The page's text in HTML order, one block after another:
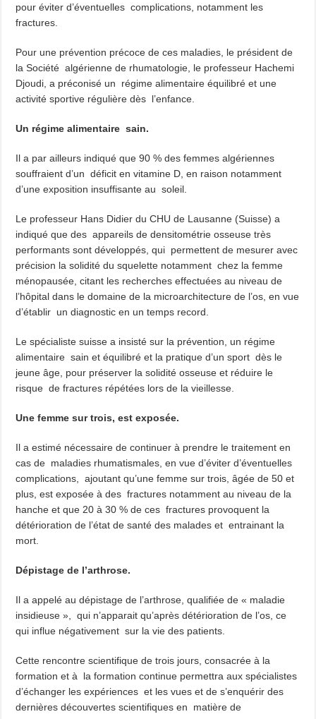
pour éviter d’éventuelles complications, notamment les
fractures.
Pour une prévention précoce de ces maladies, le président de
la Société algérienne de rhumatologie, le professeur Hachemi
Djoudi, a préconisé un régime alimentaire équilibré et une
activité sportive régulière dès l’enfance.
Un régime alimentaire sain.
Il a par ailleurs indiqué que 90 % des femmes algériennes
souffraient d’un déficit en vitamine D, en raison notamment
d’une exposition insuffisante au soleil.
Le professeur Hans Didier du CHU de Lausanne (Suisse) a
indiqué que des appareils de densitométrie osseuse très
performants sont développés, qui permettent de mesurer avec
précision la solidité du squelette notamment chez la femme
ménopausée, citant les recherches effectuées au niveau de
l’hôpital dans le domaine de la microarchitecture de l’os, en vue
d’établir un diagnostic en un temps record.
Le spécialiste suisse a insisté sur la prévention, un régime
alimentaire sain et équilibré et la pratique d’un sport dès le
jeune âge, pour préserver la solidité osseuse et réduire le
risque de fractures répétées lors de la vieillesse.
Une femme sur trois, est exposée.
Il a estimé nécessaire de continuer à prendre le traitement en
cas de maladies rhumatismales, en vue d’éviter d’éventuelles
complications, ajoutant qu’une femme sur trois, âgée de 50 et
plus, est exposée à des fractures notamment au niveau de la
hanche et que 20 à 30 % de ces fractures provoquent la
détérioration de l’état de santé des malades et entrainant la
mort.
Dépistage de l’arthrose.
Il a appelé au dépistage de l’arthrose, qualifiée de « maladie
insidieuse », qui n’apparait qu’après détérioration de l’os, ce
qui influe négativement sur la vie des patients.
Cette rencontre scientifique de trois jours, consacrée à la
formation et à la formation continue permettra aux spécialistes
d’échanger les expériences et les vues et de s’enquérir des
dernières découvertes scientifiques en matière de